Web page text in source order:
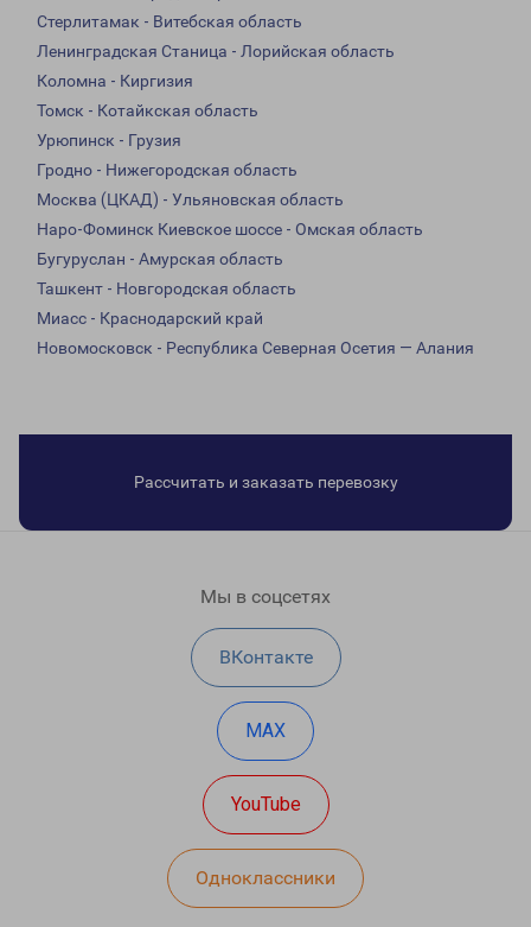
Стерлитамак - Витебская область
Ленинградская Станица - Лорийская область
Коломна - Киргизия
Томск - Котайкская область
Урюпинск - Грузия
Гродно - Нижегородская область
Москва (ЦКАД) - Ульяновская область
Наро-Фоминск Киевское шоссе - Омская область
Бугуруслан - Амурская область
Ташкент - Новгородская область
Миасс - Краснодарский край
Новомосковск - Республика Северная Осетия — Алания
Рассчитать и заказать перевозку
Мы в соцсетях
ВКонтакте
MAX
YouTube
Одноклассники